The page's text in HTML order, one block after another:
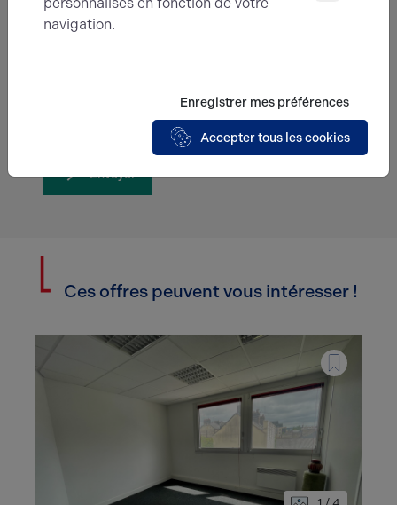
dans le cadre de ma demande et de la
relation commerciale qui peut en découler.*
Envoyer
Ces offres peuvent vous intéresser !
navigation.
Enregistrer mes préférences
Accepter tous les cookies